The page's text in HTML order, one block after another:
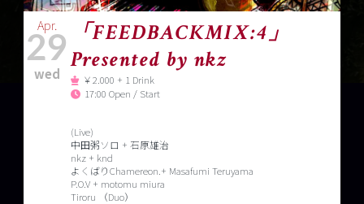
Apr.
29
wed
「FEEDBACKMIX:4」
Presented by nkz
￥2.000 + 1 Drink
17:00 Open / Start
(Live)
中田粥ソロ + 石原雄治
nkz + knd
よくばりChamereon.+ Masafumi Teruyama
P.O.V + motomu miura
Tiroru （Duo）